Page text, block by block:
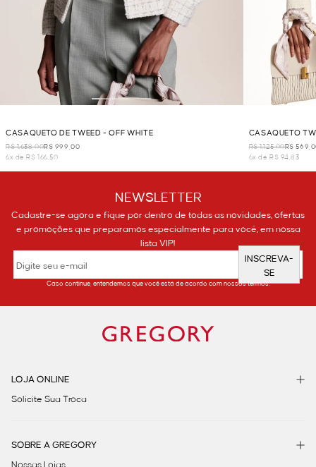
CASAQUETO DE TWEED - OFF WHITE
R$ 1.638,00R$ 999,00
6x de R$ 166,50
CASAQUETO
R$ 1.125,00R$
6x de R$ 94,83
NEWSLETTER
Cadastre-se agora e fique por dentro de todas as novidades, ofertas
e promoções que preparamos especialmente para você, em nossa
lista VIP!
INSCREVA-
SE
Caso continue, entendemos que você está de acordo com nossos termos.
LOJA ONLINE
Solicite Sua Troca
SOBRE A GREGORY